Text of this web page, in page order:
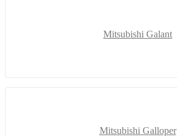
Mitsubishi Galant
Mitsubishi Galloper